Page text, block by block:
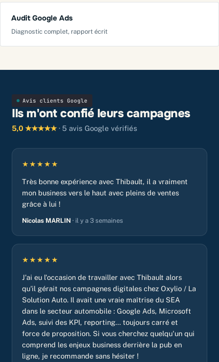
Audit Google Ads
Diagnostic complet, rapport écrit
Avis clients Google
Ils m'ont confié leurs campagnes
5,0 ★★★★★· 5 avis Google vérifiés
★★★★★
Très bonne expérience avec Thibault, il a vraiment
mon business vers le haut avec pleins de ventes
grâce à lui !
Nicolas MARLIN · il y a 3 semaines
★★★★★
J'ai eu l'occasion de travailler avec Thibault alors
qu'il gérait nos campagnes digitales chez Oxylio / La
Solution Auto. Il avait une vraie maîtrise du SEA
dans le secteur automobile : Google Ads, Microsoft
Ads, suivi des KPI, reporting... toujours carré et
force de proposition. Si vous cherchez quelqu'un qui
comprend les enjeux business derrière la pub en
ligne, je recommande sans hésiter !